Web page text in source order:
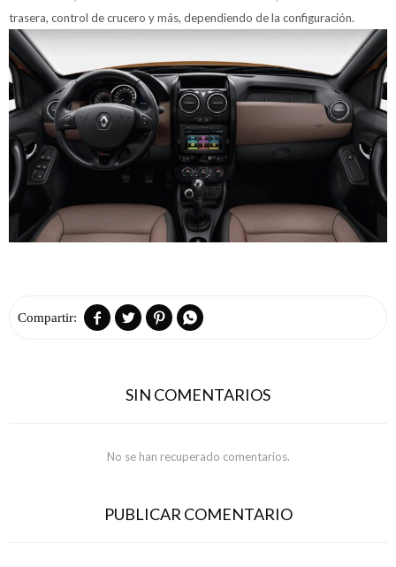
trasera, control de crucero y más, dependiendo de la configuración.
   
SIN COMENTARIOS
No se han recuperado comentarios.
PUBLICAR COMENTARIO